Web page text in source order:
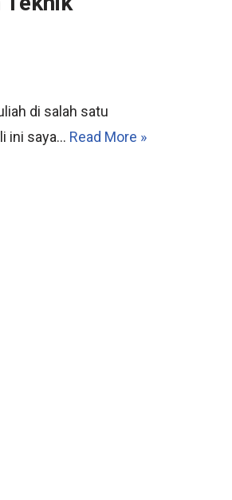
di salah satu
ini saya… Read More »